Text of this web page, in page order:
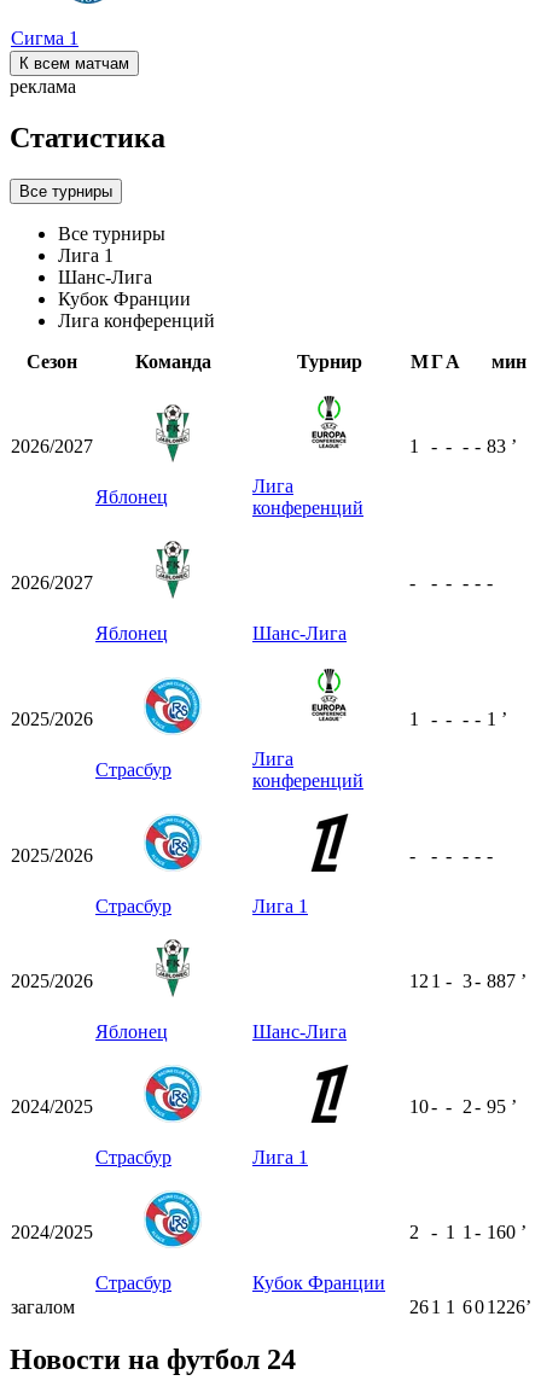
Сигма 1
К всем матчам
реклама
Статистика
Все турниры
Все турниры
Лига 1
Шанс-Лига
Кубок Франции
Лига конференций
Сезон
Команда Турнир МГА мин
2026/2027
Яблонец
Лига
конференций
1 - - - - 83 ʼ
2026/2027
Яблонец Шанс-Лига
- - - - - -
2025/2026
Страсбур
Лига
конференций
1 - - - - 1 ʼ
2025/2026
Страсбур Лига 1
- - - - - -
2025/2026
Яблонец Шанс-Лига
12 1 - 3- 887 ʼ
2024/2025
Страсбур Лига 1
10- - 2- 95 ʼ
2024/2025
Страсбур Кубок Франции
2 - 1 1 - 160 ʼ
загалом 261 1 601226ʼ
Новости на футбол 24